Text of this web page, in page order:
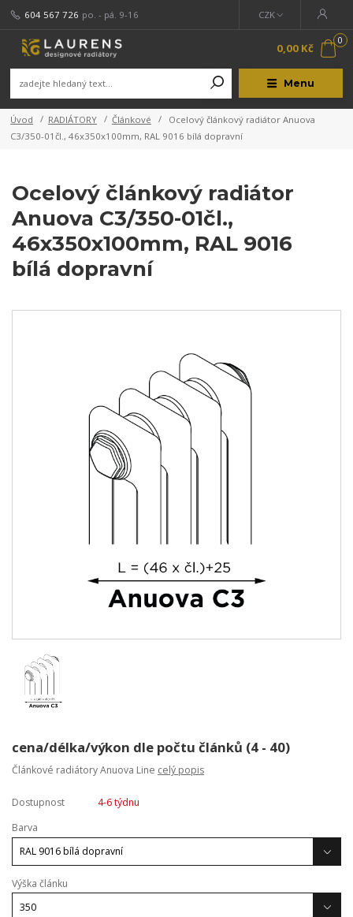
Menu
CZK
604 567 726 po. - pá. 9-16
0
0,00 Kč
Úvod RADIÁTORY Článkové
Ocelový článkový radiátor Anuova
C3/350-01čl., 46x350x100mm, RAL 9016 bílá dopravní
Ocelový článkový radiátor
Anuova C3/350-01čl.,
46x350x100mm, RAL 9016
bílá dopravní
cena/délka/výkon dle počtu článků (4 - 40)
Článkové radiátory Anuova Line celý popis
Dostupnost
4-6 týdnu
Barva
Výška článku